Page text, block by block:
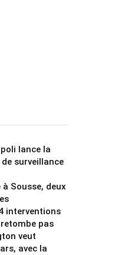
lance la
surveillance
Sousse, deux
interventions
pas
veut
avec la